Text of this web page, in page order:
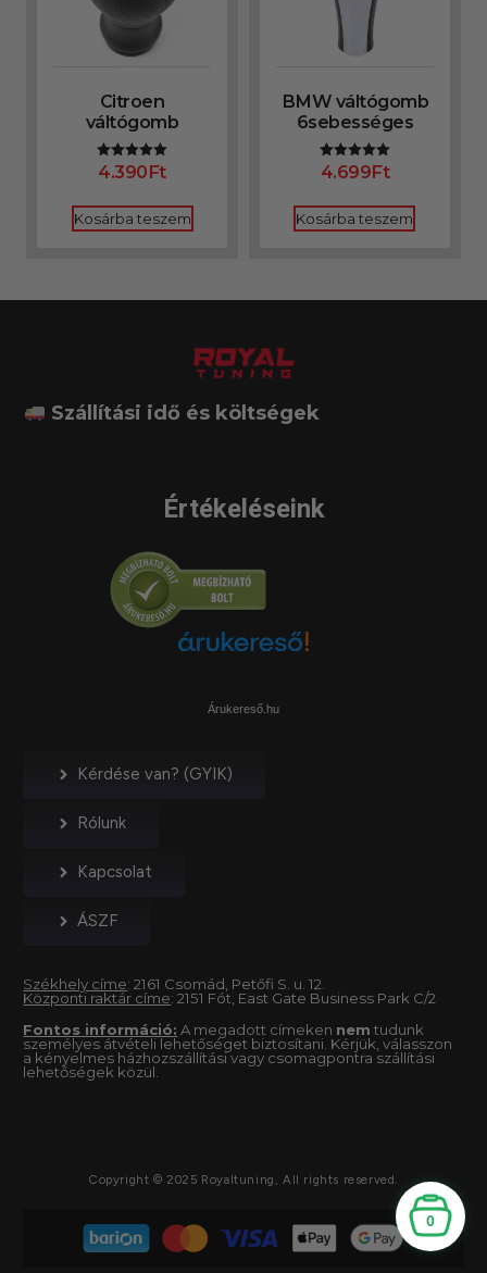
Citroen
váltógomb
Értékelés:
5.00
4.390Ft
Kosárba teszem
BMW váltógomb
6sebességes
Értékelés:
5.00
4.699Ft
Kosárba teszem
Szállítási idő és költségek
Értékeléseink
Árukereső.hu
Kérdése van? (GYIK)
Rólunk
Kapcsolat
ÁSZF
Székhely címe: 2161 Csomád, Petőfi S. u. 12.
Központi raktár címe: 2151 Fót, East Gate Business Park C/2
Fontos információ: A megadott címeken nem tudunk
személyes átvételi lehetőséget biztosítani. Kérjük, válasszon
a kényelmes házhozszállítási vagy csomagpontra szállítási
lehetőségek közül.
Copyright © 2025 Royaltuning, All rights reserved.
0